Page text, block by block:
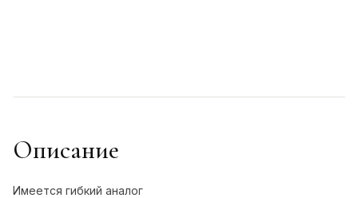
Описание
Имеется гибкий аналог